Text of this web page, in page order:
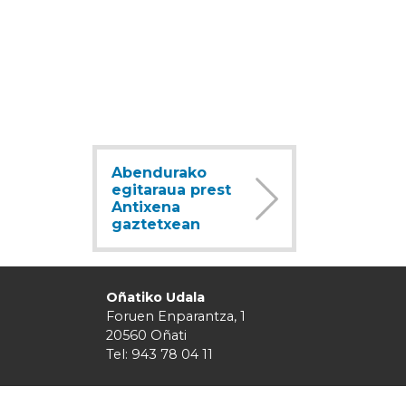
Abendurako
egitaraua prest
Antixena
gaztetxean
Oñatiko Udala
Foruen Enparantza, 1
20560 Oñati
Tel: 943 78 04 11